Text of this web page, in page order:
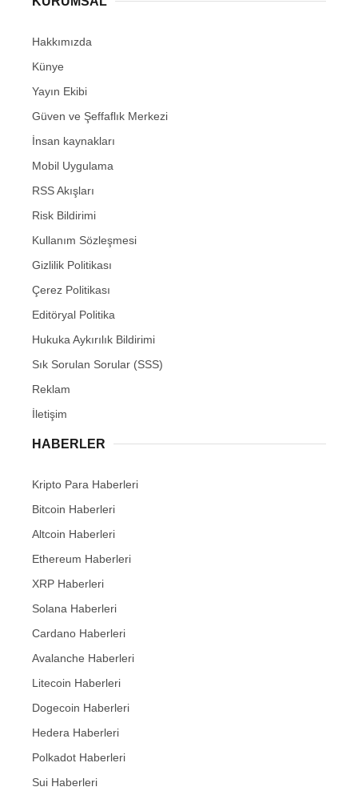
Hakkımızda
Künye
Yayın Ekibi
Güven ve Şeffaflık Merkezi
İnsan kaynakları
Mobil Uygulama
RSS Akışları
Risk Bildirimi
Kullanım Sözleşmesi
Gizlilik Politikası
Çerez Politikası
Editöryal Politika
Hukuka Aykırılık Bildirimi
Sık Sorulan Sorular (SSS)
Reklam
İletişim
HABERLER
Kripto Para Haberleri
Bitcoin Haberleri
Altcoin Haberleri
Ethereum Haberleri
XRP Haberleri
Solana Haberleri
Cardano Haberleri
Avalanche Haberleri
Litecoin Haberleri
Dogecoin Haberleri
Hedera Haberleri
Polkadot Haberleri
Sui Haberleri